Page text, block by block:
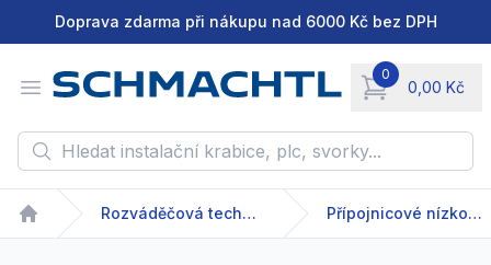
Doprava zdarma při nákupu nad 6000 Kč bez DPH
Open menu
0
0,00 Kč
items in cart,
Hledat instalační krabice, plc, svorky...
Home
Rozváděčová technika Přípojnicové nízkonapětové systémy